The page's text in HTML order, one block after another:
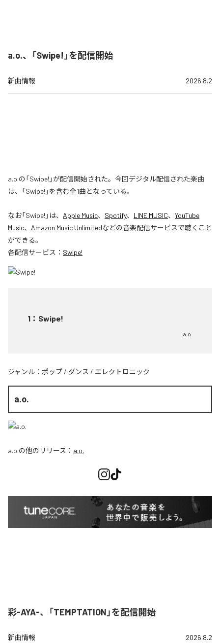
a.o.、「Swipe!」を配信開始
新曲情報 2026.8.2
a.o.の「Swipe!」が配信開始された。今回デジタル配信された楽曲
は、「Swipe!」を含む全1曲となっている。
なお「Swipe! 」は、 Apple Music、 Spotify、 LINE MUSIC、 YouTube
Music、 Amazon Music Unlimitedなどの音楽配信サービスで聴くこと
ができる。
各配信サービス： Swipe!
1 ： Swipe!
a.o.
ジャンル： ポップ / ダンス / エレクトロニック
a.o.
a.o.の他のリリース： a.o.
彩-AYA-、「TEMPTATION」を配信開始
新曲情報 2026.8.2